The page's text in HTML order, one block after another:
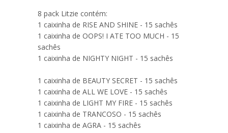
8 pack Litzie contém:
1 caixinha de RISE AND SHINE - 15 sachês
1 caixinha de OOPS! I ATE TOO MUCH - 15
sachês
1 caixinha de NIGHTY NIGHT - 15 sachês
1 caixinha de BEAUTY SECRET - 15 sachês
1 caixinha de ALL WE LOVE - 15 sachês
1 caixinha de LIGHT MY FIRE - 15 sachês
1 caixinha de TRANCOSO - 15 sachês
1 caixinha de AGRA - 15 sachês